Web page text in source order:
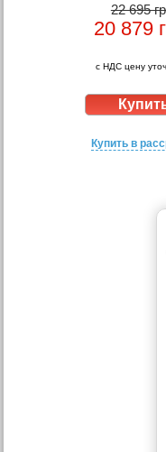
22 695
20 879
с НДС цену
Купить в